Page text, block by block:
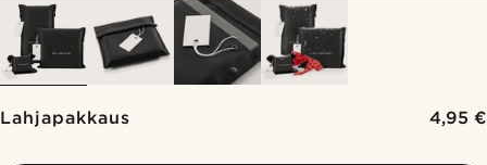
Lahjapakkaus 4,95 €